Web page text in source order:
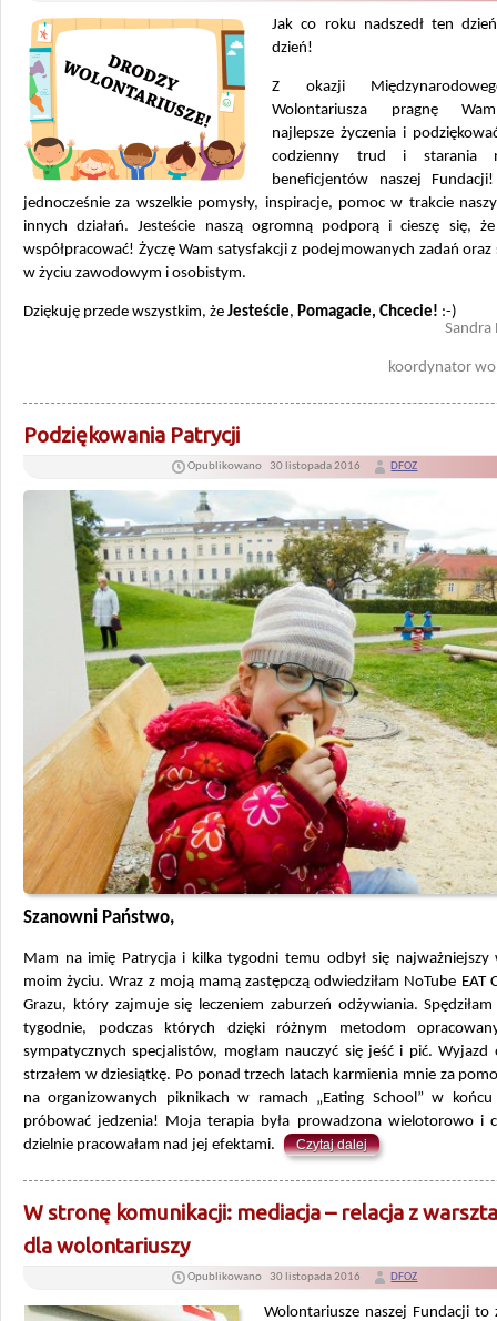
Jak co roku nadszedł ten
dzień!
Z okazji
Wolontariusza pragnę
najlepsze życzenia i
codzienny trud i starania
beneficjentów naszej
jednocześnie za wszelkie pomysły, inspiracje, pomoc w trakcie
innych działań. Jesteście naszą ogromną podporą i cieszę się,
współpracować! Życzę Wam satysfakcji z podejmowanych zadań oraz
w życiu zawodowym i osobistym.
Dziękuję przede wszystkim, że Jesteście, Pomagacie, Chcecie! :-)
Sandra
koordynator
Podziękowania Patrycji
Opublikowano 30 listopada 2016 DFOZ
Szanowni Państwo,
Mam na imię Patrycja i kilka tygodni temu odbył się najważniejszy
moim życiu. Wraz z moją mamą zastępczą odwiedziłam NoTube EAT
Grazu, który zajmuje się leczeniem zaburzeń odżywiania.
tygodnie, podczas których dzięki różnym metodom
sympatycznych specjalistów, mogłam nauczyć się jeść i pić. Wyjazd
strzałem w dziesiątkę. Po ponad trzech latach karmienia mnie za
na organizowanych piknikach w ramach „Eating School” w końcu
próbować jedzenia! Moja terapia była prowadzona wielotorowo i
dzielnie pracowałam nad jej efektami.
Czytaj dalej
W stronę komunikacji: mediacja – relacja z
dla wolontariuszy
Opublikowano 30 listopada 2016 DFOZ
Wolontariusze naszej Fundacji to